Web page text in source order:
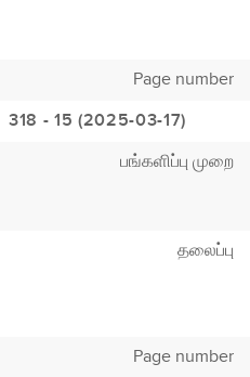
Page number
318 - 15 (2025-03-17)
பங்களிப்பு முறை
தலைப்பு
Page number